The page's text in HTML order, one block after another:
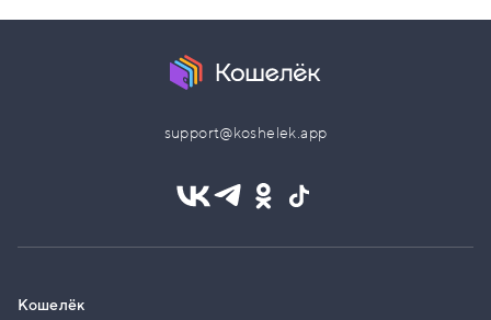
support@koshelek.app
Кошелёк